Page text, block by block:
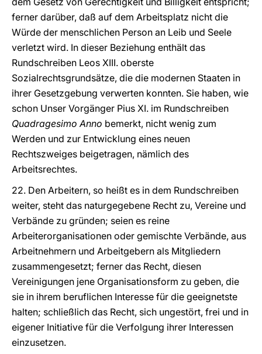
ferner darüber, daß auf dem Arbeitsplatz nicht die
Würde der menschlichen Person an Leib und Seele
verletzt wird. In dieser Beziehung enthält das
Rundschreiben Leos XIII. oberste
Sozialrechtsgrundsätze, die die modernen Staaten in
ihrer Gesetzgebung verwerten konnten. Sie haben, wie
schon Unser Vorgänger Pius XI. im Rundschreiben
Quadragesimo Anno bemerkt, nicht wenig zum
Werden und zur Entwicklung eines neuen
Rechtszweiges beigetragen, nämlich des
Arbeitsrechtes.
22. Den Arbeitern, so heißt es in dem Rundschreiben
weiter, steht das naturgegebene Recht zu, Vereine und
Verbände zu gründen; seien es reine
Arbeiterorganisationen oder gemischte Verbände, aus
Arbeitnehmern und Arbeitgebern als Mitgliedern
zusammengesetzt; ferner das Recht, diesen
Vereinigungen jene Organisationsform zu geben, die
sie in ihrem beruflichen Interesse für die geeignetste
halten; schließlich das Recht, sich ungestört, frei und in
eigener Initiative für die Verfolgung ihrer Interessen
einzusetzen.